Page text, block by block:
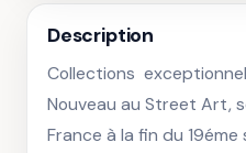
Description
Collections
Nouveau au Street Art,
France à la fin du